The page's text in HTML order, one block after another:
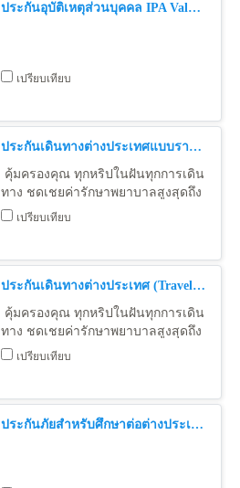
ประกันอุบัติเหตุส่วนบุคคล IPA Value - IPA Value Plus
เปรียบเทียบ
ประกันเดินทางต่างประเทศแบบรายปี (Travel Guard Internationa Extra )
คุ้มครองคุณ ทุกหริปในฝันทุกการเดิน
ทาง ชดเชยค่ารักษาพยาบาลสูงสุดถึง
5,000,000 บาท ซื้อง่าย สะดวก 24
เปรียบเทียบ
ประกันเดินทางต่างประเทศ (Travel Guard Internationa Extra )
คุ้มครองคุณ ทุกหริปในฝันทุกการเดิน
ทาง ชดเชยค่ารักษาพยาบาลสูงสุดถึง
5,000,000 บาท ซื้อง่าย สะดวก 24
เปรียบเทียบ
ประกันภัยสำหรับศึกษาต่อต่างประเทศ ( PA Guard Overseas Student )